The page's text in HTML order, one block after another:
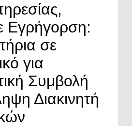
Εγρήγορση:
σε
για
Συμβολή
Διακινητή